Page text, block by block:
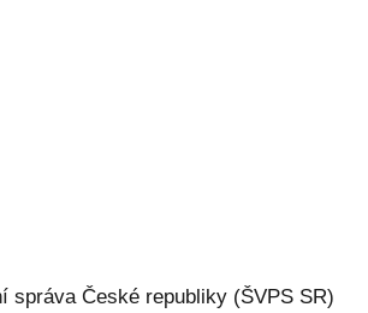
správa České republiky (ŠVPS SR)